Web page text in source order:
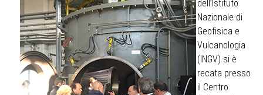
dell’Istituto
Nazionale di
Geofisica e
Vulcanologia
(INGV) si è
recata presso
il Centro